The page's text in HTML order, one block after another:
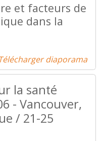
et facteurs de
dans la
diaporama
la santé
- Vancouver,
/ 21-25